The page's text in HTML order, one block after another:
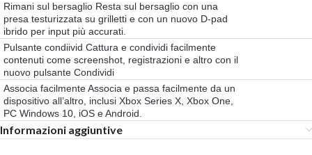
Rimani sul bersaglio Resta sul bersaglio con una
presa testurizzata su grilletti e con un nuovo D-pad
ibrido per input più accurati.
Pulsante condiivid Cattura e condividi facilmente
contenuti come screenshot, registrazioni e altro con il
nuovo pulsante Condividi
Associa facilmente Associa e passa facilmente da un
dispositivo all’altro, inclusi Xbox Series X, Xbox One,
PC Windows 10, iOS e Android.
Informazioni aggiuntive